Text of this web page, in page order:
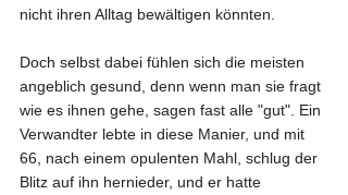
nicht ihren Alltag bewältigen könnten.
Doch selbst dabei fühlen sich die meisten
angeblich gesund, denn wenn man sie fragt
wie es ihnen gehe, sagen fast alle "gut". Ein
Verwandter lebte in diese Manier, und mit
66, nach einem opulenten Mahl, schlug der
Blitz auf ihn hernieder, und er hatte